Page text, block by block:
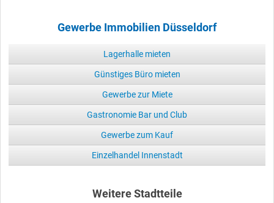
Gewerbe Immobilien Düsseldorf
Lagerhalle mieten
Günstiges Büro mieten
Gewerbe zur Miete
Gastronomie Bar und Club
Gewerbe zum Kauf
Einzelhandel Innenstadt
Weitere Stadtteile